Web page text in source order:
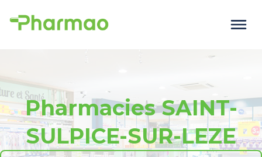
Pharmacies SAINT-
SULPICE-SUR-LEZE